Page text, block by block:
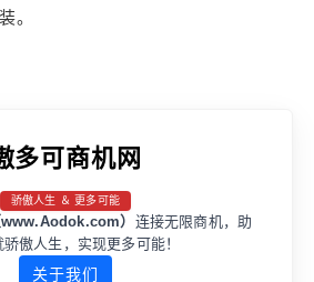
。
多可商机网
骄傲人生 ＆ 更多可能
） 连接无限商机，助
傲人生，实现更多可能！
关于我们